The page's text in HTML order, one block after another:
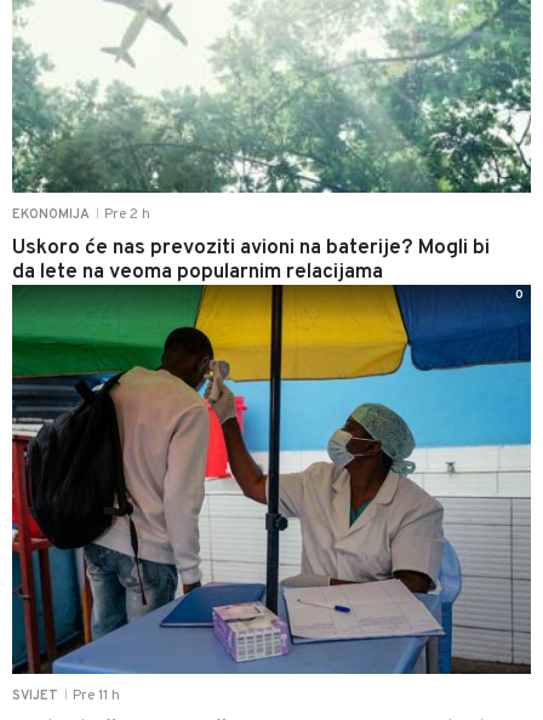
EKONOMIJA Pre 2 h
Uskoro će nas prevoziti avioni na baterije? Mogli bi
da lete na veoma popularnim relacijama
SVIJET Pre 11 h
0